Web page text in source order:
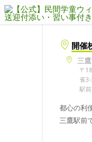
開催
三
〒
雀
駅
都心の利
三鷹駅前